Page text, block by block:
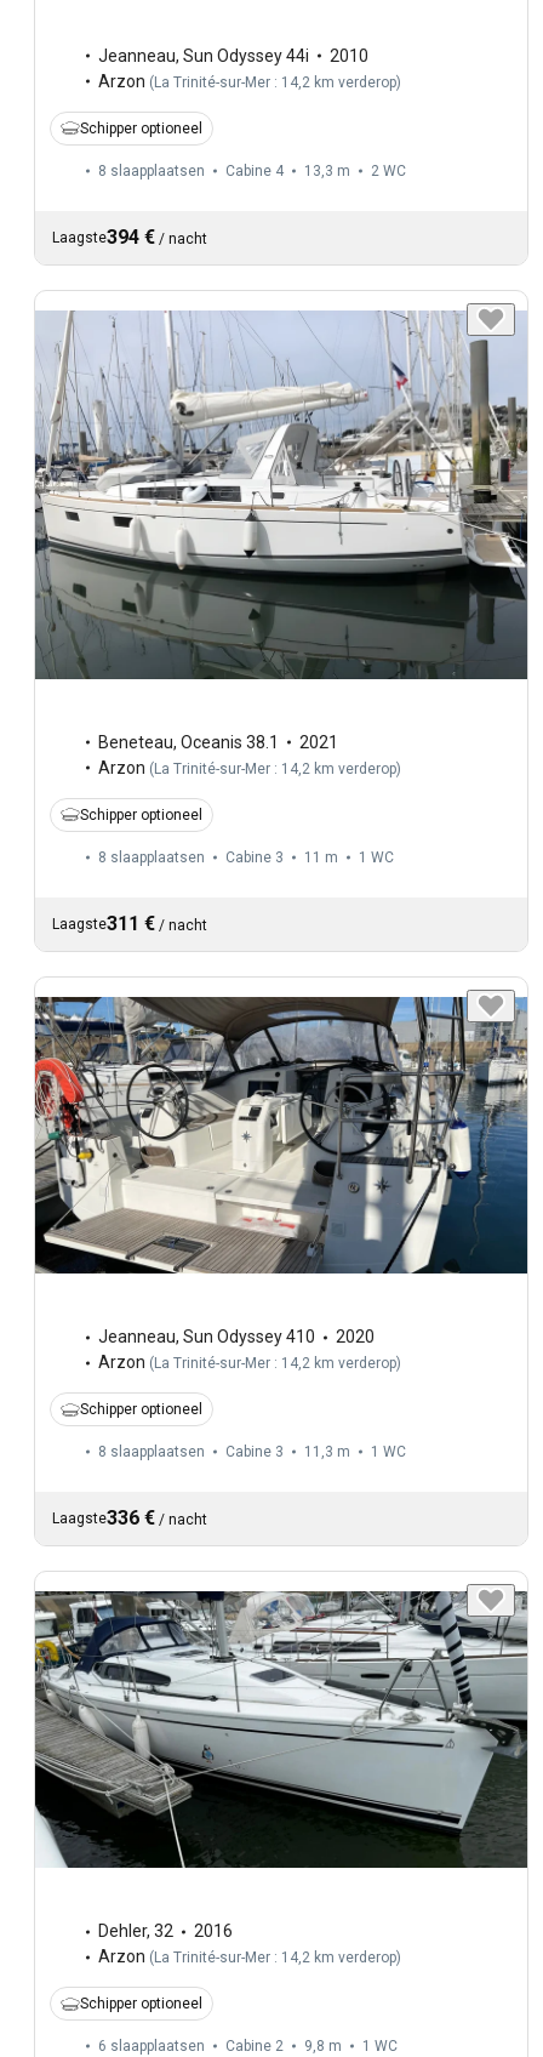
Jeanneau, Sun Odyssey 44i
2010
Arzon (La Trinité-sur-Mer : 14,2 km verderop)
Schipper optioneel
8 slaapplaatsen Cabine 4 13,3 m 2 WC
Laagste394 € / nacht
Beneteau, Oceanis 38.1
2021
Arzon ( La Trinité-sur-Mer : 14,2 km verderop)
Schipper optioneel
8 slaapplaatsen Cabine 3 11 m 1 WC
Laagste311 € / nacht
Jeanneau, Sun Odyssey 410
2020
Arzon ( La Trinité-sur-Mer : 14,2 km verderop)
Schipper optioneel
8 slaapplaatsen Cabine 3 11,3 m 1 WC
Laagste336 € / nacht
Dehler, 32
2016
Arzon ( La Trinité-sur-Mer : 14,2 km verderop)
Schipper optioneel
6 slaapplaatsen Cabine 2 9,8 m 1 WC